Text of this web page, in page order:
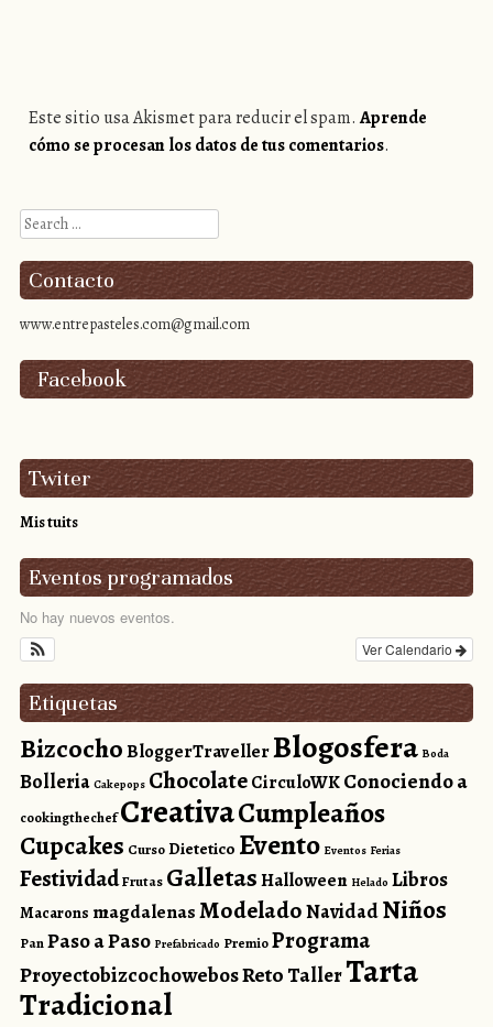
Este sitio usa Akismet para reducir el spam.Aprende
cómo se procesan los datos de tus comentarios.
Search
Contacto
www.entrepasteles.com@gmail.com
Facebook
Twiter
Mis tuits
Eventos programados
No hay nuevos eventos.
Ver Calendario
Etiquetas
BizcochoBloggerTravellerBlogosfera Boda
Bolleria Cakepops ChocolateCirculoWKConociendo a
cookingthechef CreativaCumpleaños
Cupcakes CursoDietetico Evento Eventos Ferias
FestividadFrutas GalletasHalloween Helado Libros
Macarons magdalenasModeladoNavidadNiños
PanPaso a Paso Prefabricado PremioPrograma
ProyectobizcochowebosReto TallerTarta
Tradicional